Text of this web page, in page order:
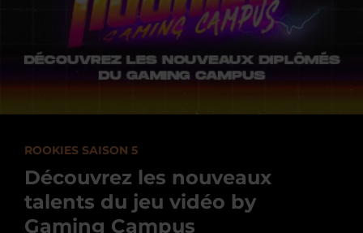
ROOKIES SAISON 5
Découvrez les nouveaux
talents du jeu vidéo by
Gaming Campus